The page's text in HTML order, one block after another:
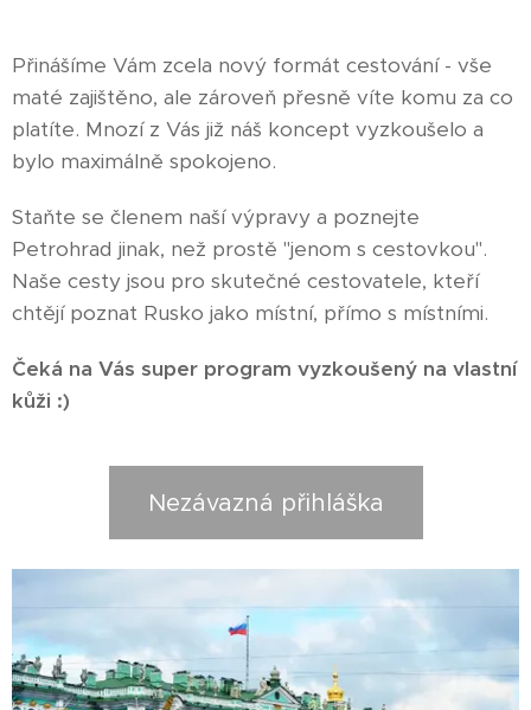
Přinášíme Vám zcela nový formát cestování - vše
maté zajištěno, ale zároveň přesně víte komu za co
platíte. Mnozí z Vás již náš koncept vyzkoušelo a
bylo maximálně spokojeno.
Staňte se členem naší výpravy a poznejte
Petrohrad jinak, než prostě "jenom s cestovkou".
Naše cesty jsou pro skutečné cestovatele, kteří
chtějí poznat Rusko jako místní, přímo s místními.
Čeká na Vás super program vyzkoušený na vlastní
kůži :)
Nezávazná přihláška